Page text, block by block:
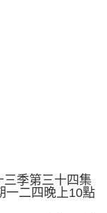
三季第三十四集
二四晚上10點